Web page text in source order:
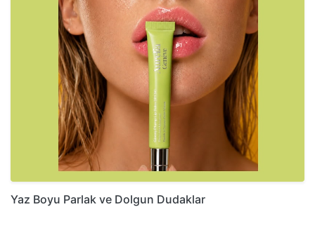
Yaz Boyu Parlak ve Dolgun Dudaklar